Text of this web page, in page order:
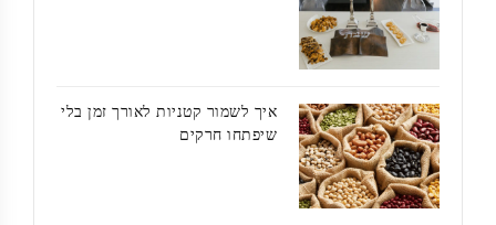
איך לשמור קטניות לאורך זמן בלי
שיפתחו חרקים